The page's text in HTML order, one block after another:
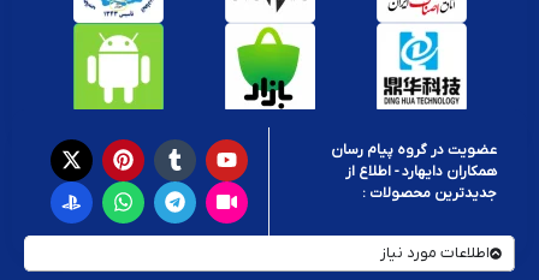
عضویت در گروه پیام رسان
همکاران دایهارد - اطلاع از
جدیدترین محصولات :
اطلاعات مورد نیاز